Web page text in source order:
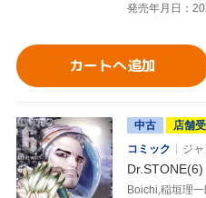
発売年月日：
カートへ追加
中古
店舗
コミック
ジ
Boichi,稲垣理